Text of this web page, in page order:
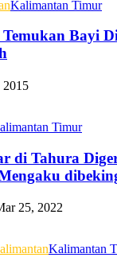
Kalimantan Timur
Temukan Bayi
2015
Timur
di Tahura
25, 2022
Kalimantan